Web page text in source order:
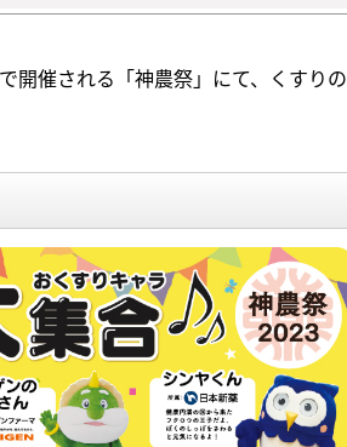
開催される「神農祭」にて、くすりの